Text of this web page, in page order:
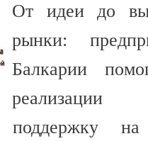
От идеи до
рынки:
Балкарии
реализации
поддержку